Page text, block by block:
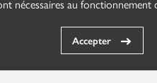
nécessaires au
Accepter